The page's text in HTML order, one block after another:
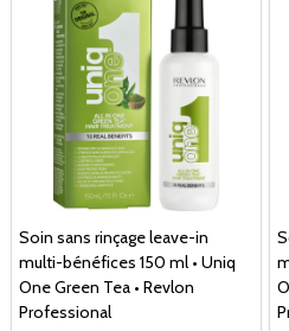
Soin sans rinçage leave-in
multi-bénéfices 150 ml • Uniq
One Green Tea • Revlon
Professional